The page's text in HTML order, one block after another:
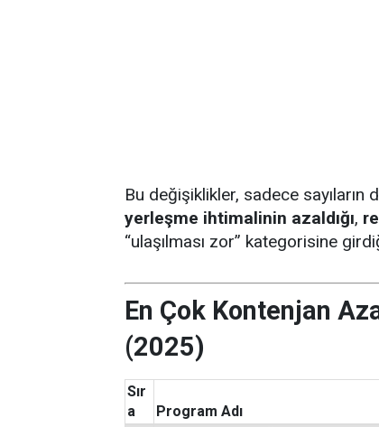
Bu değişiklikler, sadece sayıların
yerleşme ihtimalinin azaldığı,
“ulaşılması zor” kategorisine
En Çok Kontenjan
(2025)
Sır
a
Program Adı